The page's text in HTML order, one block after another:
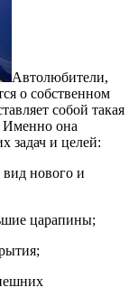
Автолюбители,
о собственном
собой такая
Именно она
задач и целей:
нового и
царапины;